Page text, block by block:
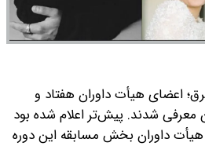
اعضای هیأت داوران هفتاد و
شدند. پیش‌تر اعلام شده بود
داوران بخش مسابقه این دوره